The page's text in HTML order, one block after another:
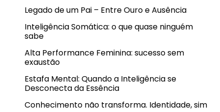
Legado de um Pai – Entre Ouro e Ausência
Inteligência Somática: o que quase ninguém
sabe
Alta Performance Feminina: sucesso sem
exaustão
Estafa Mental: Quando a Inteligência se
Desconecta da Essência
Conhecimento não transforma. Identidade, sim